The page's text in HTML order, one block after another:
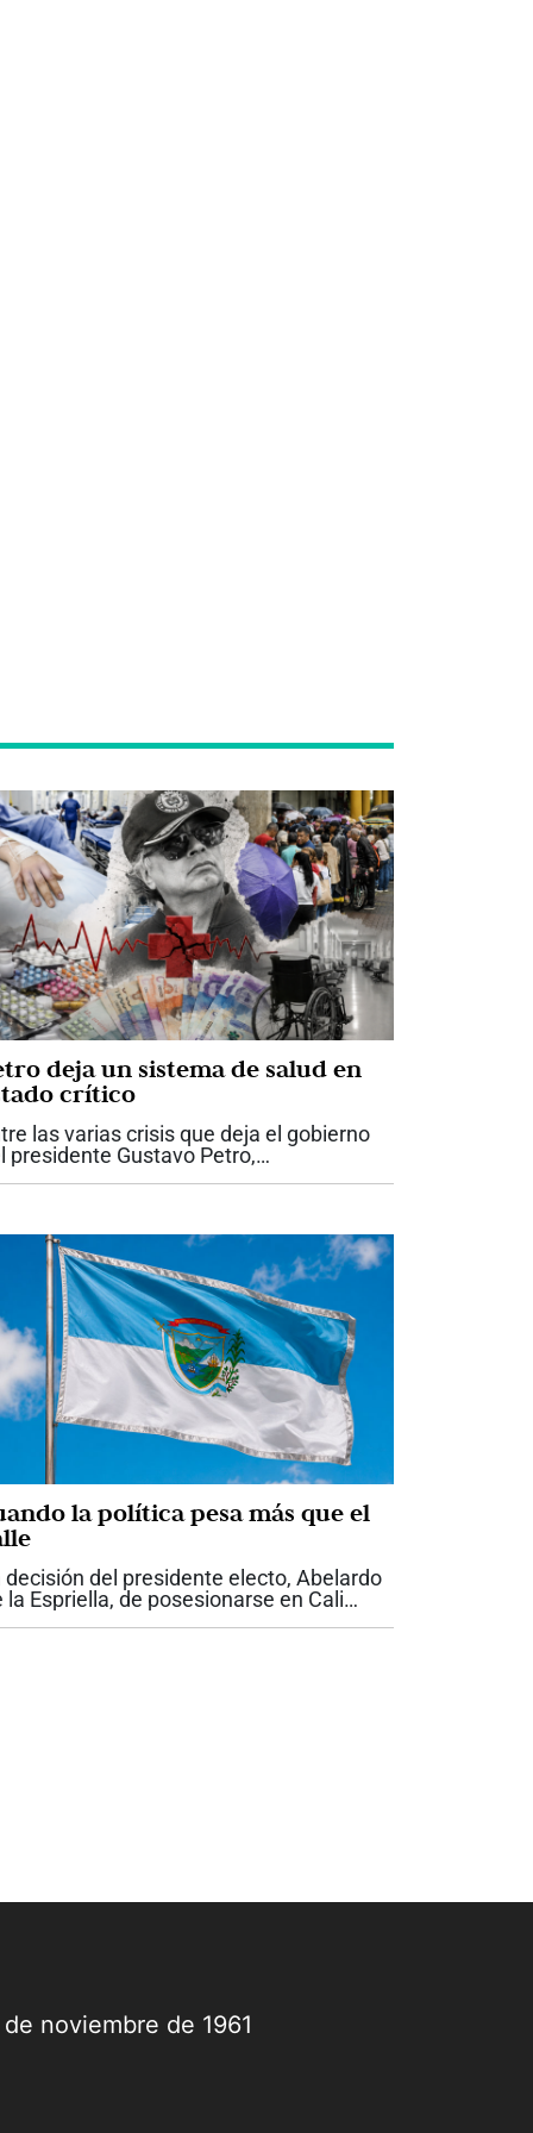
deja un sistema de salud en
crítico
las varias crisis que deja el gobierno
presidente Gustavo Petro,
ninguna tenga un impacto
la política pesa más que el
decisión del presidente electo, Abelardo
la Espriella, de posesionarse en Cali
uno de los mayores gestos
noviembre de 1961